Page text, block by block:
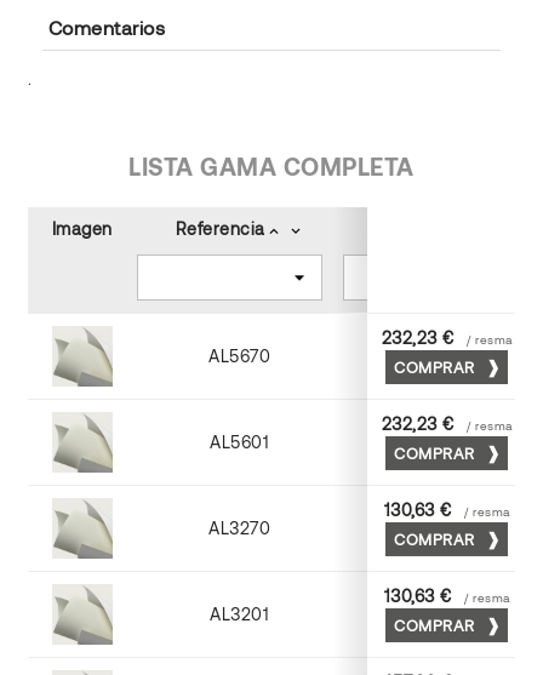
Comentarios
LISTA GAMA COMPLETA
Imagen Referencia keyboard_arrow_up keyboard_arrow_down
AL5670
Blanco
232,23 € / resma
COMPRAR
AL5601
Marfil
232,23 € / resma
COMPRAR
AL3270
Blanco
130,63 € / resma
COMPRAR
AL3201
Marfil
130,63 € / resma
COMPRAR